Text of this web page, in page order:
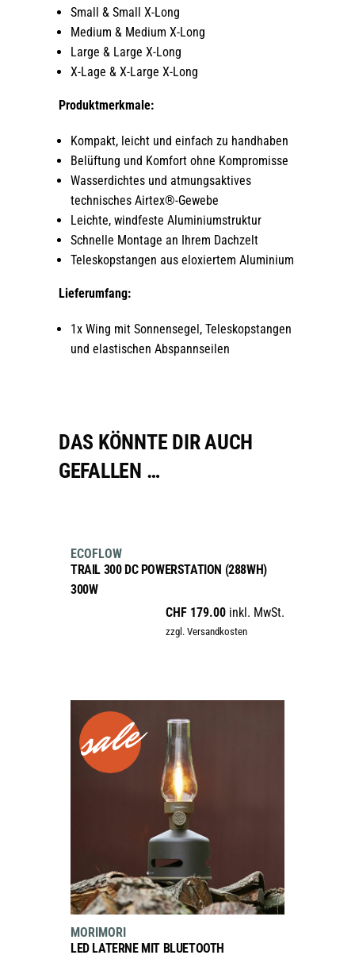
Small & Small X-Long
Medium & Medium X-Long
Large & Large X-Long
X-Lage & X-Large X-Long
Produktmerkmale:
Kompakt, leicht und einfach zu handhaben
Belüftung und Komfort ohne Kompromisse
Wasserdichtes und atmungsaktives
technisches Airtex®-Gewebe
Leichte, windfeste Aluminiumstruktur
Schnelle Montage an Ihrem Dachzelt
Teleskopstangen aus eloxiertem Aluminium
Lieferumfang:
1x Wing mit Sonnensegel, Teleskopstangen
und elastischen Abspannseilen
DAS KÖNNTE DIR AUCH
GEFALLEN …
new
TRAIL 300 DC POWERSTATION (288WH)
300W
CHF 179.00 inkl. MwSt.
zzgl. Versandkosten
ECOFLOW
sale
AUSFÜHRUNG WÄHLEN
Dieses
Produkt
weist
mehrere
Varianten
auf.
LED LATERNE MIT BLUETOOTH
MORIMORI